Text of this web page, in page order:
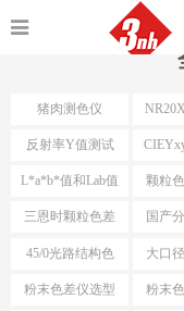
猪肉测色仪
反射率Y值测试
L*a*b*值和Lab值 颗粒
三恩时颗粒色差
仪
国产
45/0光路结构色
差仪
大口
粉末色差仪选型 粉末